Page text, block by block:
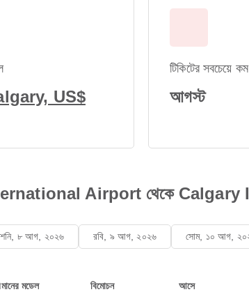
US$
টিকিটের সবচেয়ে
আগস্ট
Airport থেকে Calgary
শনি, ৮ আগ, ২০২৬ রবি, ৯ আগ, ২০২৬ সোম, ১০ আগ,
মডেল বিমোচন আসে